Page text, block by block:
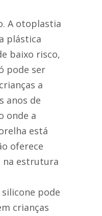
A otoplastia
plástica
baixo risco,
pode ser
a
anos de
onde a
está
oferece
na estrutura
silicone pode
crianças